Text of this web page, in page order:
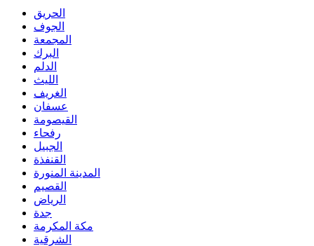
الحريق
الجوف
المجمعة
البرك
الدلم
الليث
الغريف
عسفان
القيصومة
رفحاء
الجبيل
القنفذة
المدينة المنورة
القصيم
الرياض
جدة
مكة المكرمة
الشرقية